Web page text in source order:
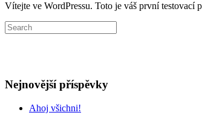
Vítejte ve WordPressu. Toto je váš první testovací
Nejnovější příspěvky
Ahoj všichni!